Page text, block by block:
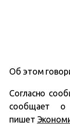
Об этом
Согласно
сообщает о
пишет